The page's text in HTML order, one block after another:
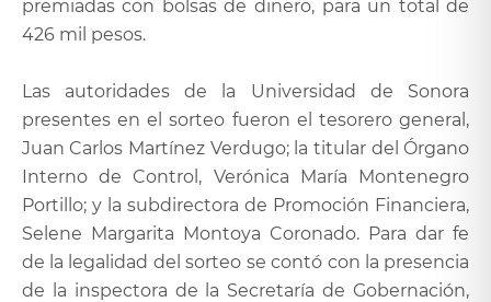
premiadas con bolsas de dinero, para un total de
426 mil pesos.
Las autoridades de la Universidad de Sonora
presentes en el sorteo fueron el tesorero general,
Juan Carlos Martínez Verdugo; la titular del Órgano
Interno de Control, Verónica María Montenegro
Portillo; y la subdirectora de Promoción Financiera,
Selene Margarita Montoya Coronado. Para dar fe
de la legalidad del sorteo se contó con la presencia
de la inspectora de la Secretaría de Gobernación,